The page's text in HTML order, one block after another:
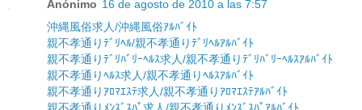
Anónimo 16 de agosto de 2010 a las 7:57
沖縄風俗求人/沖縄風俗ｱﾙﾊﾞｲﾄ
親不孝通りﾃﾞﾘﾍﾙ/親不孝通りﾃﾞﾘﾍﾙｱﾙﾊﾞｲﾄ
親不孝通りﾃﾞﾘﾊﾞﾘｰﾍﾙｽ求人/親不孝通りﾃﾞﾘﾊﾞﾘｰﾍﾙｽｱﾙﾊﾞｲﾄ
親不孝通りﾍﾙｽ求人/親不孝通りﾍﾙｽｱﾙﾊﾞｲﾄ
親不孝通りｱﾛﾏｴｽﾃ求人/親不孝通りｱﾛﾏｴｽﾃｱﾙﾊﾞｲﾄ